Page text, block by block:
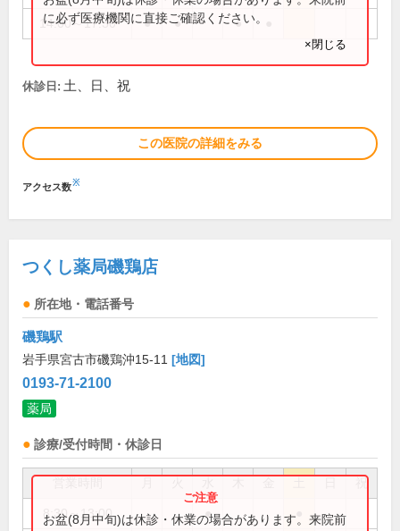
14:00～17:30 ● ● ●
に必ず医療機関に直接ご確認ください。
×閉じる
休診日: 土、日、祝
この医院の詳細をみる
アクセス数※
つくし薬局磯鶏店
所在地・電話番号
磯鶏駅
岩手県宮古市磯鶏沖15-11 [地図]
0193-71-2100
薬局
診療/受付時間・休診日
祝
8:30～13:00 ●
お盆(8月中旬)は休診・休業の場合があります。来院前